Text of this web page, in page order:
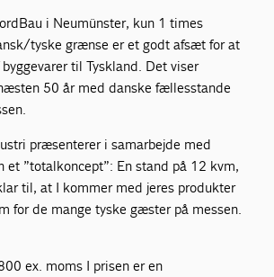
i Neumünster, kun 1 times
tyske grænse er et godt afsæt for at
til Tyskland. Det viser
50 år med danske fællesstande
præsenterer i samarbejde med
et ”totalkoncept”: En stand på 12 kvm,
til, at I kommer med jeres produkter
for de mange tyske gæster på messen.
ex. moms I prisen er en